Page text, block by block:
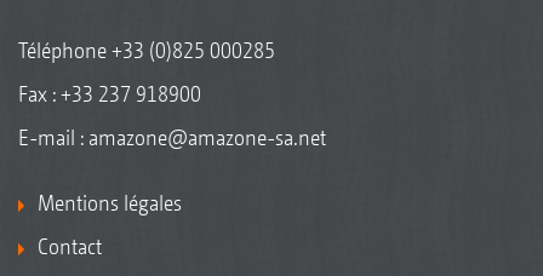
Téléphone+33 (0)825 000285
Fax : +33 237 918900
E-mail : amazone@amazone-sa.net
Mentions légales
Contact